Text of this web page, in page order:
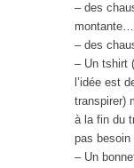
– des
– des
– Un tshirt
l’idée est
transpirer)
à la fin du
pas besoin
– Un